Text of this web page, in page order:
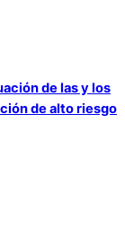
de las y los
de alto riesgo